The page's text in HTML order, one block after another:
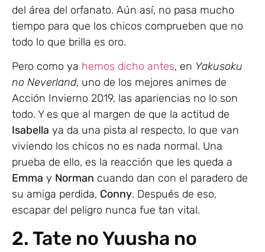
del área del orfanato. Aún así, no pasa mucho
tiempo para que los chicos comprueben que no
todo lo que brilla es oro.
Pero como ya hemos dicho antes, en Yakusoku
no Neverland, uno de los mejores animes de
Acción Invierno 2019, las apariencias no lo son
todo. Y es que al margen de que la actitud de
Isabella ya da una pista al respecto, lo que van
viviendo los chicos no es nada normal. Una
prueba de ello, es la reacción que les queda a
Emma y Norman cuando dan con el paradero de
su amiga perdida, Conny. Después de eso,
escapar del peligro nunca fue tan vital.
2. Tate no Yuusha no